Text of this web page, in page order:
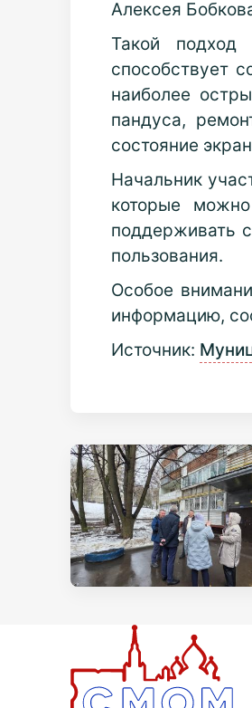
Алексея
Такой подход
способствует
наиболее
пандуса,
состояние
Начальник
которые
поддерживать
пользования.
Особое
информацию,
Источник: